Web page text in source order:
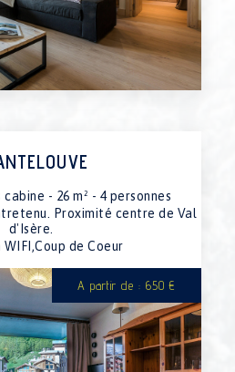
- 26 m² - 4 personnes
Proximité centre de Val
d'Isère.
WIFI,Coup de Coeur
A partir de : 650 €